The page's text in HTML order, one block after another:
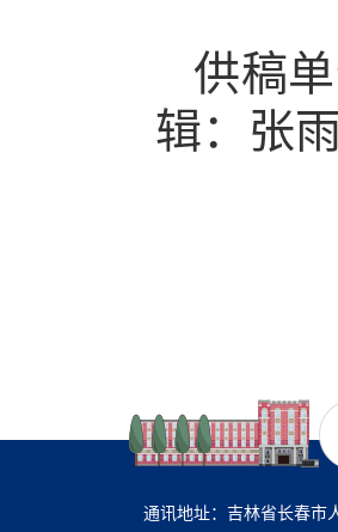
供稿
辑： 张
通讯地址：吉林省长春市